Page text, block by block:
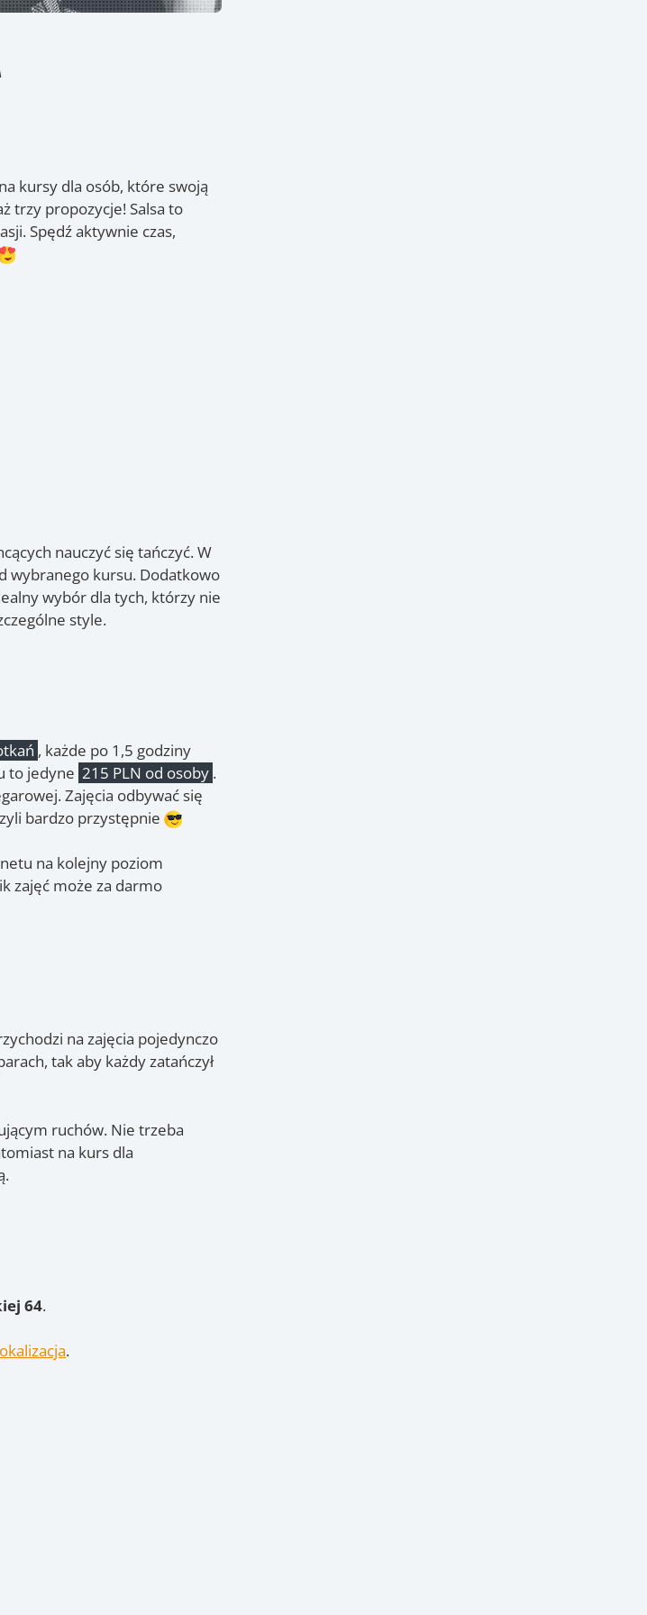
kursy dla osób, które swoją
trzy propozycje! Salsa to
Spędź aktywnie czas,
nauczyć się tańczyć. W
wybranego kursu. Dodatkowo
wybór dla tych, którzy nie
style.
, każde po 1,5 godziny
to jedyne 215 PLN od osoby .
Zajęcia odbywać się
bardzo przystępnie
na kolejny poziom
zajęć może za darmo
na zajęcia pojedynczo
tak aby każdy zatańczył
ruchów. Nie trzeba
na kurs dla
64.
.